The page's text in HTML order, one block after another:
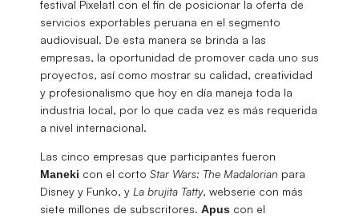
festival Pixelatl con el fin de posicionar la oferta de
servicios exportables peruana en el segmento
audiovisual. De esta manera se brinda a las
empresas, la oportunidad de promover cada uno sus
proyectos, así como mostrar su calidad, creatividad
y profesionalismo que hoy en día maneja toda la
industria local, por lo que cada vez es más requerida
a nivel internacional.
Las cinco empresas que participantes fueron
Maneki con el corto Star Wars: The Madalorian para
Disney y Funko, y La brujita Tatty, webserie con más
siete millones de subscritores. Apus con el